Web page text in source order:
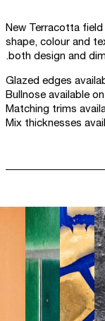
New Terracotta
shape, colour and
both design and